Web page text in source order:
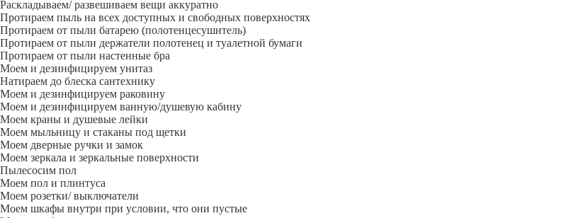
Раскладываем/ развешиваем вещи аккуратно
Протираем пыль на всех доступных и свободных поверхностях
Протираем от пыли батарею (полотенцесушитель)
Протираем от пыли держатели полотенец и туалетной бумаги
Протираем от пыли настенные бра
Моем и дезинфицируем унитаз
Натираем до блеска сантехнику
Моем и дезинфицируем раковину
Моем и дезинфицируем ванную/душевую кабину
Моем краны и душевые лейки
Моем мыльницу и стаканы под щетки
Моем дверные ручки и замок
Моем зеркала и зеркальные поверхности
Пылесосим пол
Моем пол и плинтуса
Моем розетки/ выключатели
Моем шкафы внутри при условии, что они пустые